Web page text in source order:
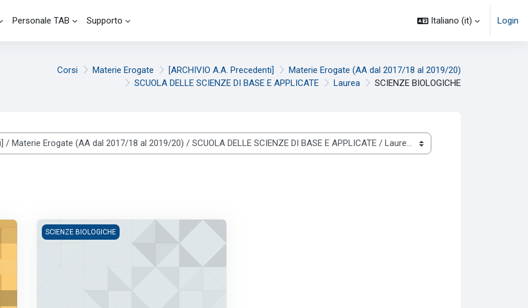
Personale TAB Supporto Italiano ‎(it)‎ Login
Corsi Materie Erogate [ARCHIVIO A.A. Precedenti]
Materie Erogate (AA dal 2017/18 al 2019/20)
SCUOLA DELLE SCIENZE DI BASE E APPLICATE
Laurea SCIENZE BIOLOGICHE
DELIA FRANCESCA (A.A. 2017/2018)
01874 - CHIMICA FISICA (3 cfu) - LOMBARDO RENATO (A.A. 2018/2019)
SCIENZE BIOLOGICHE